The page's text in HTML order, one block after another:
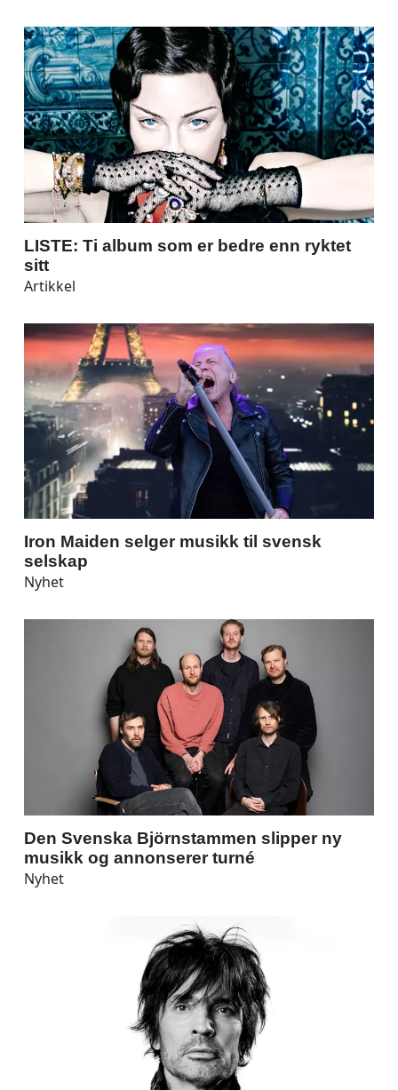
LISTE: Ti album som er bedre enn ryktet
sitt
Artikkel
Iron Maiden selger musikk til svensk
selskap
Nyhet
Den Svenska Björnstammen slipper ny
musikk og annonserer turné
Nyhet